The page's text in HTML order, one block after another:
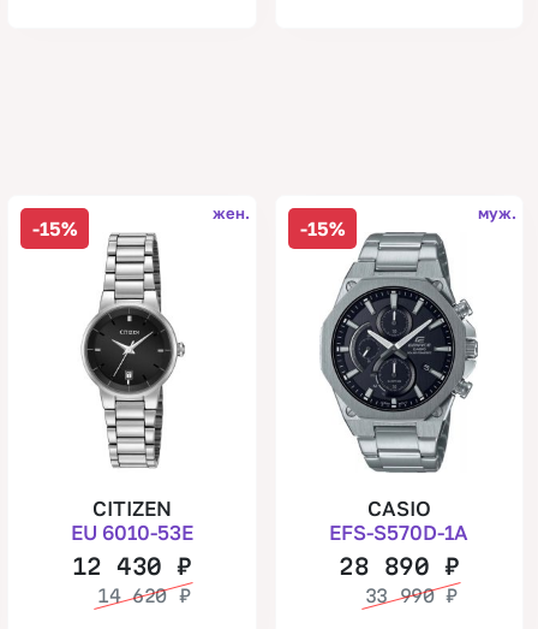
-15%
жен.
CITIZEN
EU 6010-53E
12 430₽
14 620 ₽
-15%
муж.
CASIO
EFS-S570D-1A
28 890 ₽
33 990₽